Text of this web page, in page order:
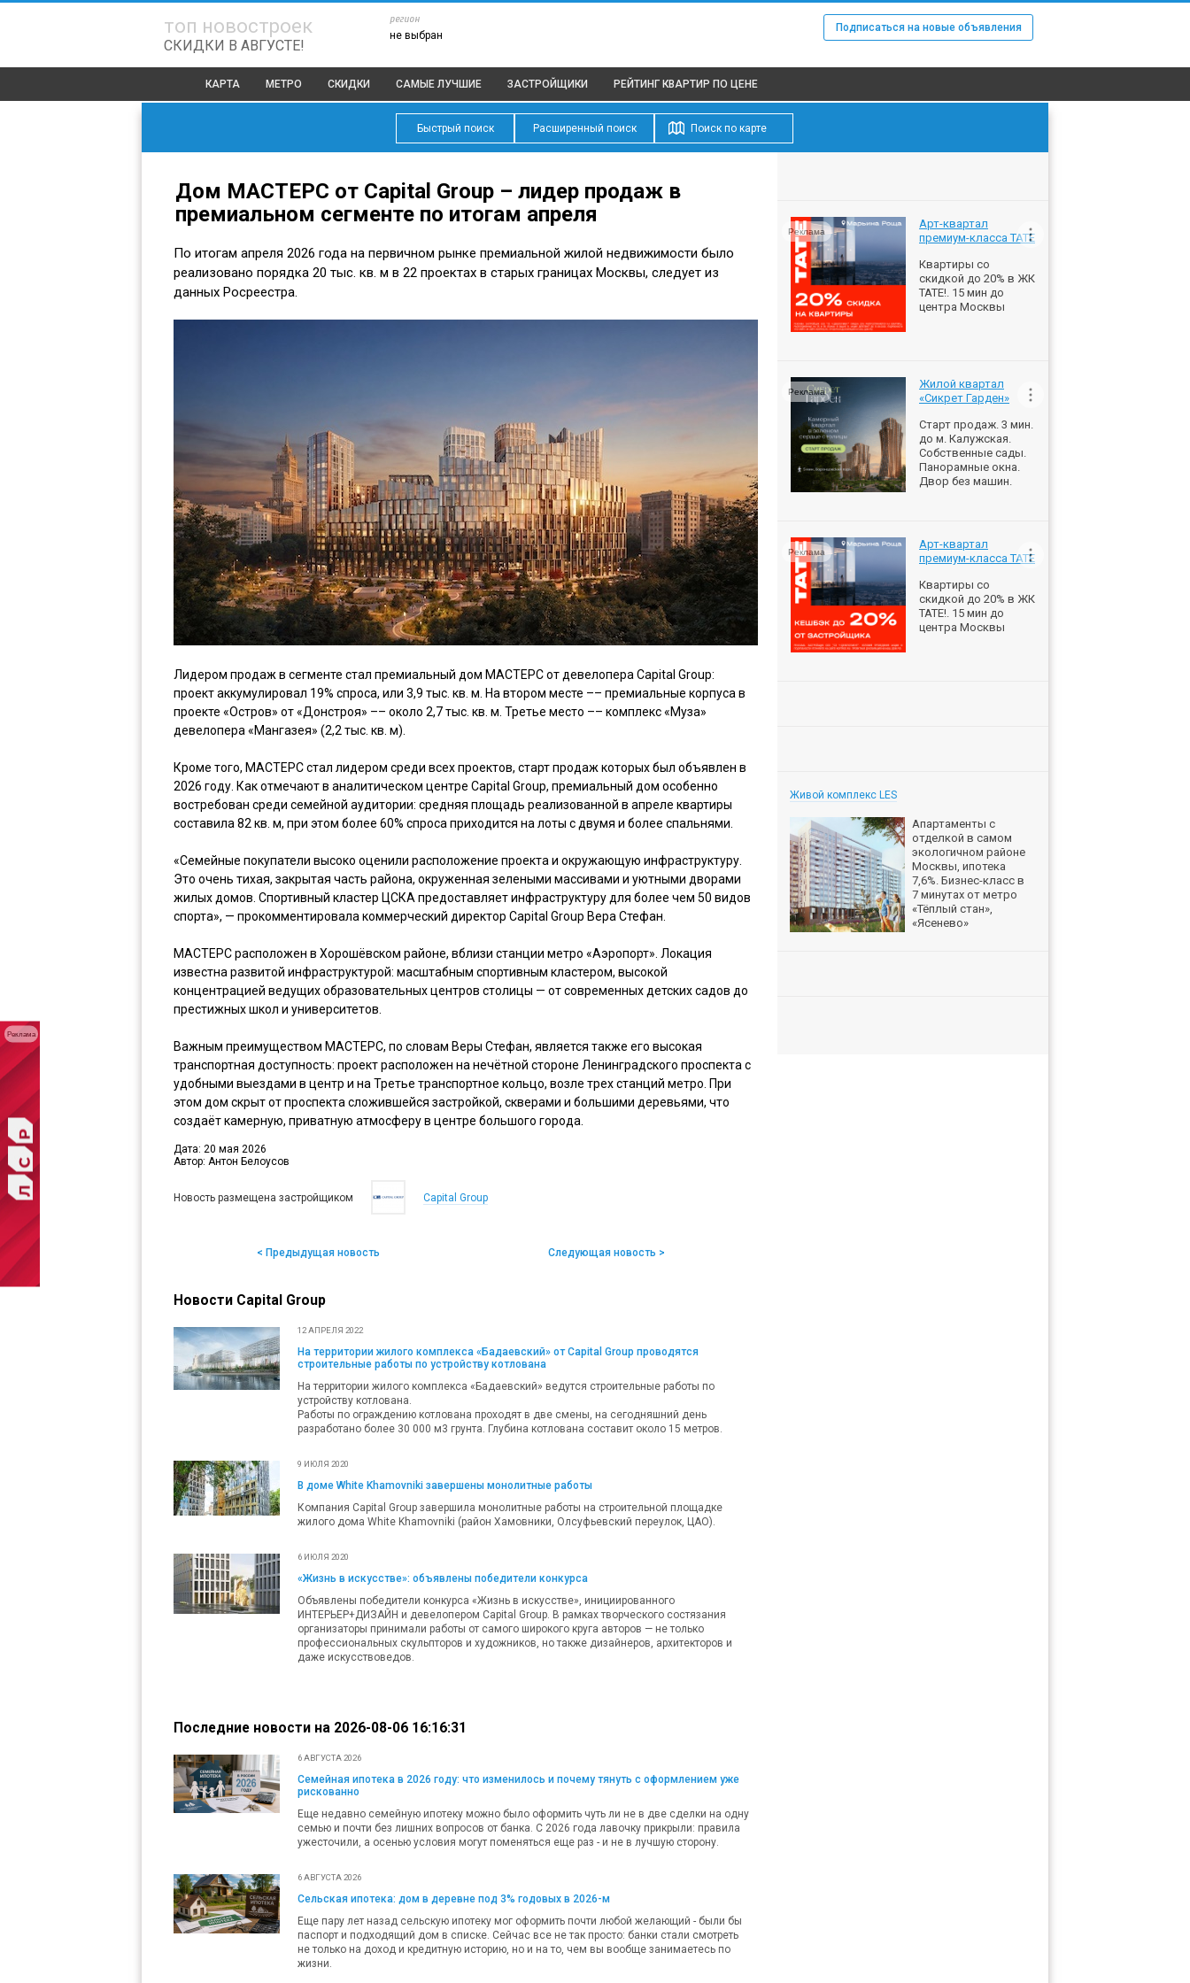
топ новостроек
СКИДКИ В АВГУСТЕ!
регион
не выбран
Подписаться на новые объявления
КАРТА МЕТРО СКИДКИ САМЫЕ ЛУЧШИЕ ЗАСТРОЙЩИКИ РЕЙТИНГ КВАРТИР ПО ЦЕНЕ
Быстрый поиск Расширенный поиск Поиск по карте
Дом МАСТЕРС от Capital Group – лидер продаж в
премиальном сегменте по итогам апреля
По итогам апреля 2026 года на первичном рынке премиальной жилой недвижимости было
реализовано порядка 20 тыс. кв. м в 22 проектах в старых границах Москвы, следует из
данных Росреестра.
Лидером продаж в сегменте стал премиальный дом МАСТЕРС от девелопера Capital Group:
проект аккумулировал 19% спроса, или 3,9 тыс. кв. м. На втором месте –– премиальные корпуса в
проекте «Остров» от «Донстроя» –– около 2,7 тыс. кв. м. Третье место –– комплекс «Муза»
девелопера «Мангазея» (2,2 тыс. кв. м).
Кроме того, МАСТЕРС стал лидером среди всех проектов, старт продаж которых был объявлен в
2026 году. Как отмечают в аналитическом центре Capital Group, премиальный дом особенно
востребован среди семейной аудитории: средняя площадь реализованной в апреле квартиры
составила 82 кв. м, при этом более 60% спроса приходится на лоты с двумя и более спальнями.
«Семейные покупатели высоко оценили расположение проекта и окружающую инфраструктуру.
Это очень тихая, закрытая часть района, окруженная зелеными массивами и уютными дворами
жилых домов. Спортивный кластер ЦСКА предоставляет инфраструктуру для более чем 50 видов
спорта», — прокомментировала коммерческий директор Capital Group Вера Стефан.
МАСТЕРС расположен в Хорошёвском районе, вблизи станции метро «Аэропорт». Локация
известна развитой инфраструктурой: масштабным спортивным кластером, высокой
концентрацией ведущих образовательных центров столицы — от современных детских садов до
престижных школ и университетов.
Важным преимуществом МАСТЕРС, по словам Веры Стефан, является также его высокая
транспортная доступность: проект расположен на нечётной стороне Ленинградского проспекта с
удобными выездами в центр и на Третье транспортное кольцо, возле трех станций метро. При
этом дом скрыт от проспекта сложившейся застройкой, скверами и большими деревьями, что
создаёт камерную, приватную атмосферу в центре большого города.
Дата: 20 мая 2026
Автор: Антон Белоусов
Новость размещена застройщиком Capital Group
< Предыдущая новость Следующая новость >
Новости Capital Group
12 АПРЕЛЯ 2022
На территории жилого комплекса «Бадаевский» от Capital Group проводятся
строительные работы по устройству котлована
На территории жилого комплекса «Бадаевский» ведутся строительные работы по
устройству котлована.
Работы по ограждению котлована проходят в две смены, на сегодняшний день
разработано более 30 000 м3 грунта. Глубина котлована составит около 15 метров.
9 ИЮЛЯ 2020
В доме White Khamovniki завершены монолитные работы
Компания Capital Group завершила монолитные работы на строительной площадке
жилого дома White Khamovniki (район Хамовники, Олсуфьевский переулок, ЦАО).
6 ИЮЛЯ 2020
«Жизнь в искусстве»: объявлены победители конкурса
Объявлены победители конкурса «Жизнь в искусстве», инициированного
ИНТЕРЬЕР+ДИЗАЙН и девелопером Capital Group. В рамках творческого состязания
организаторы принимали работы от самого широкого круга авторов — не только
профессиональных скульпторов и художников, но также дизайнеров, архитекторов и
даже искусствоведов.
Последние новости на 2026-08-06 16:16:31
6 АВГУСТА 2026
Семейная ипотека в 2026 году: что изменилось и почему тянуть с оформлением уже
рискованно
Еще недавно семейную ипотеку можно было оформить чуть ли не в две сделки на одну
семью и почти без лишних вопросов от банка. С 2026 года лавочку прикрыли: правила
ужесточили, а осенью условия могут поменяться еще раз - и не в лучшую сторону.
6 АВГУСТА 2026
Сельская ипотека: дом в деревне под 3% годовых в 2026-м
Еще пару лет назад сельскую ипотеку мог оформить почти любой желающий - были бы
паспорт и подходящий дом в списке. Сейчас все не так просто: банки стали смотреть
не только на доход и кредитную историю, но и на то, чем вы вообще занимаетесь по
жизни.
Реклама
Арт-квартал
премиум-класса ТАТЕ
Квартиры со
скидкой до 20% в ЖК
ТАТЕ!. 15 мин до
центра Москвы
Реклама
Жилой квартал
«Сикрет Гарден»
Старт продаж. 3 мин.
до м. Калужская.
Собственные сады.
Панорамные окна.
Двор без машин.
Реклама
Арт-квартал
премиум-класса ТАТЕ
Квартиры со
скидкой до 20% в ЖК
ТАТЕ!. 15 мин до
центра Москвы
Реклама
Живой комплекс LES
Апартаменты с
отделкой в самом
экологичном районе
Москвы, ипотека
7,6%. Бизнес-класс в
7 минутах от метро
«Тёплый стан»,
«Ясенево»